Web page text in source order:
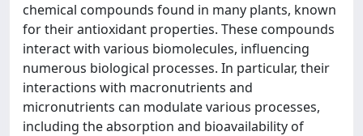
chemical compounds found in many plants, known
for their antioxidant properties. These compounds
interact with various biomolecules, influencing
numerous biological processes. In particular, their
interactions with macronutrients and
micronutrients can modulate various processes,
including the absorption and bioavailability of